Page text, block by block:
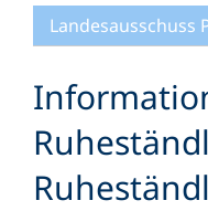
Landesausschuss